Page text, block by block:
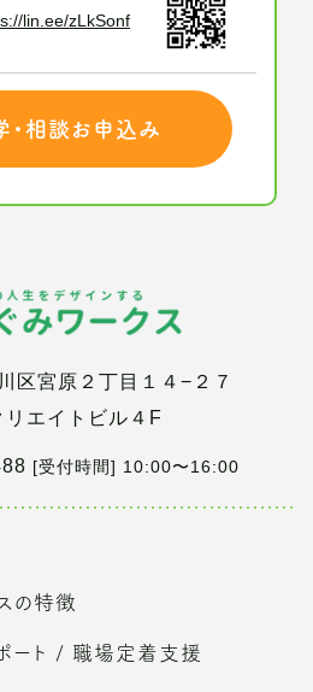
lin.ee/zLkSonf
・相談お申込み
区宮原２丁目１４−２７
リエイトビル４F
[受付時間] 10:00〜16:00
の特徴
ート / 職場定着支援